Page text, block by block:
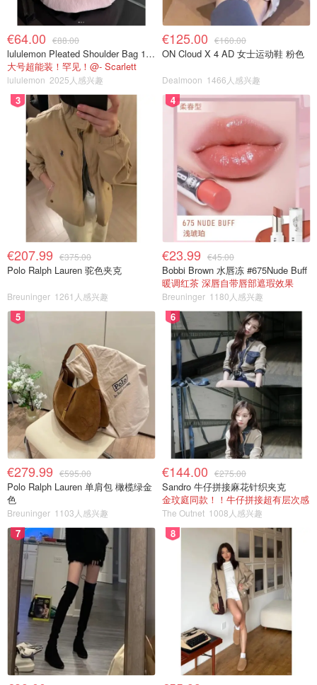
€64.00 €88.00
lululemon Pleated Shoulder Bag 10L 单肩包
大号超能装！罕见！@- Scarlett
lululemon 2025人感兴趣
€125.00 €160.00
ON Cloud X 4 AD 女士运动鞋 粉色
Dealmoon 1466人感兴趣
3
€207.99 €375.00
Polo Ralph Lauren 驼色夹克
Breuninger 1261人感兴趣
4
€23.99 €45.00
Bobbi Brown 水唇冻 #675Nude Buff
暖调红茶 深唇自带唇部遮瑕效果
Breuninger 1180人感兴趣
5
€279.99 €595.00
Polo Ralph Lauren 单肩包 橄榄绿金
色
Breuninger 1103人感兴趣
6
€144.00 €275.00
Sandro 牛仔拼接麻花针织夹克
金玟庭同款！！牛仔拼接超有层次感
The Outnet 1008人感兴趣
7 8